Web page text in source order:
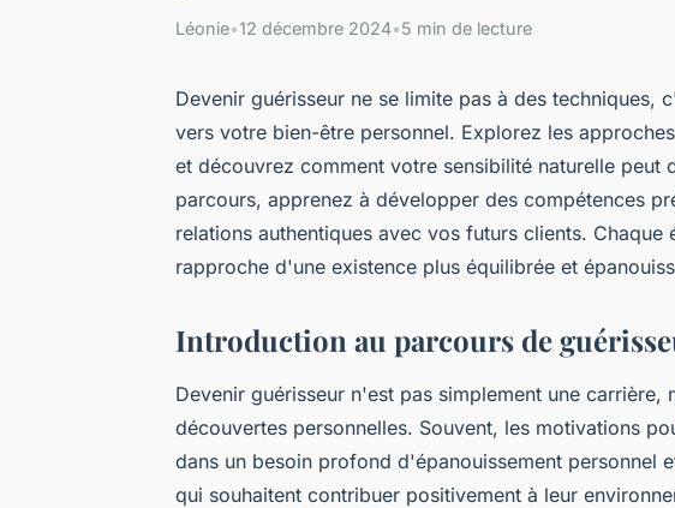
Léonie•12 décembre 2024•5 min de lecture
Devenir guérisseur ne se limite pas à des techniques,
vers votre bien-être personnel. Explorez les
et découvrez comment votre sensibilité naturelle peut
parcours, apprenez à développer des compétences
relations authentiques avec vos futurs clients. Chaque
rapproche d'une existence plus équilibrée et
Introduction au parcours de
Devenir guérisseur n'est pas simplement une carrière,
découvertes personnelles. Souvent, les motivations
dans un besoin profond d'épanouissement personnel
qui souhaitent contribuer positivement à leur